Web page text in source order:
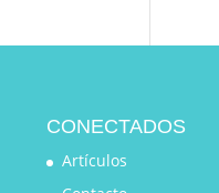
CONECTADOS
Artículos